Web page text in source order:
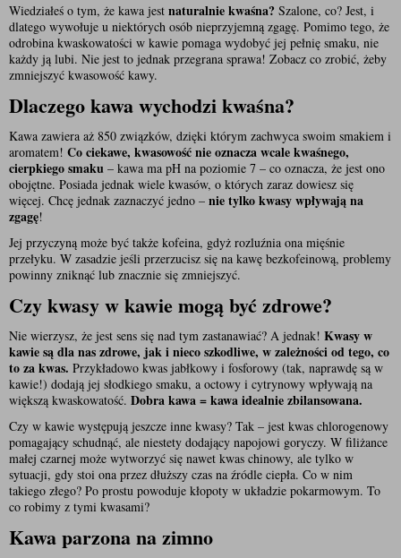
Wiedziałeś o tym, że kawa jest naturalnie kwaśna? Szalone, co? Jest, i
dlatego wywołuje u niektórych osób nieprzyjemną zgagę. Pomimo tego, że
odrobina kwaskowatości w kawie pomaga wydobyć jej pełnię smaku, nie
każdy ją lubi. Nie jest to jednak przegrana sprawa! Zobacz co zrobić, żeby
zmniejszyć kwasowość kawy.
Dlaczego kawa wychodzi kwaśna?
Kawa zawiera aż 850 związków, dzięki którym zachwyca swoim smakiem i
aromatem! Co ciekawe, kwasowość nie oznacza wcale kwaśnego,
cierpkiego smaku – kawa ma pH na poziomie 7 – co oznacza, że jest ono
obojętne. Posiada jednak wiele kwasów, o których zaraz dowiesz się
więcej. Chcę jednak zaznaczyć jedno – nie tylko kwasy wpływają na
zgagę!
Jej przyczyną może być także kofeina, gdyż rozluźnia ona mięśnie
przełyku. W zasadzie jeśli przerzucisz się na kawę bezkofeinową, problemy
powinny zniknąć lub znacznie się zmniejszyć.
Czy kwasy w kawie mogą być zdrowe?
Nie wierzysz, że jest sens się nad tym zastanawiać? A jednak! Kwasy w
kawie są dla nas zdrowe, jak i nieco szkodliwe, w zależności od tego, co
to za kwas. Przykładowo kwas jabłkowy i fosforowy (tak, naprawdę są w
kawie!) dodają jej słodkiego smaku, a octowy i cytrynowy wpływają na
większą kwaskowatość. Dobra kawa = kawa idealnie zbilansowana.
Czy w kawie występują jeszcze inne kwasy? Tak – jest kwas chlorogenowy
pomagający schudnąć, ale niestety dodający napojowi goryczy. W filiżance
małej czarnej może wytworzyć się nawet kwas chinowy, ale tylko w
sytuacji, gdy stoi ona przez dłuższy czas na źródle ciepła. Co w nim
takiego złego? Po prostu powoduje kłopoty w układzie pokarmowym. To
co robimy z tymi kwasami?
Kawa parzona na zimno